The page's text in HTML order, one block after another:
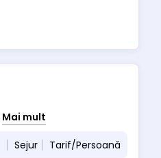
Mai mult
Sejur Tarif/Persoană